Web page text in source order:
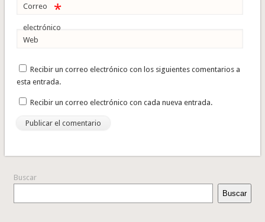
Correo
electrónico
*
Web
Recibir un correo electrónico con los siguientes comentarios a
esta entrada.
Recibir un correo electrónico con cada nueva entrada.
Buscar
Buscar